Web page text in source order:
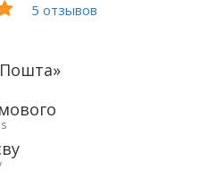
5 отзывов